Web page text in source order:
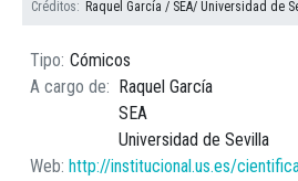
Créditos
Raquel García / SEA/ Universidad de
Tipo Cómicos
A cargo de
Raquel García
SEA
Universidad de Sevilla
Web http://institucional.us.es/